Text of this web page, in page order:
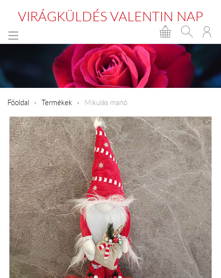
VIRÁGKÜLDÉS VALENTIN NAP
Főoldal Termékek Mikulás manó